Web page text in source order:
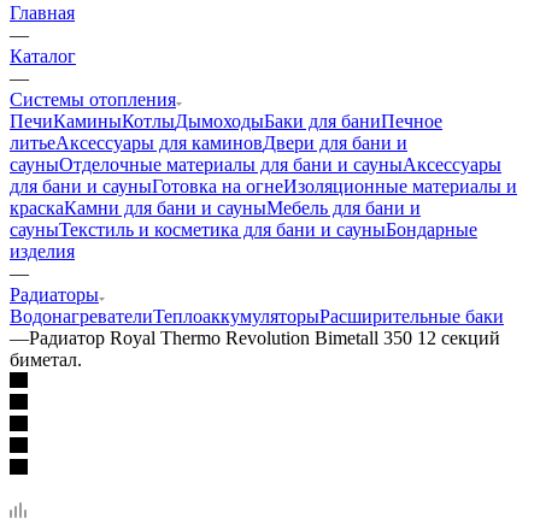
Главная
—
Каталог
—
Системы отопления
ПечиКаминыКотлыДымоходыБаки для баниПечное
литьеАксессуары для каминовДвери для бани и
сауныОтделочные материалы для бани и сауныАксессуары
для бани и сауныГотовка на огнеИзоляционные материалы и
краскаКамни для бани и сауныМебель для бани и
сауныТекстиль и косметика для бани и сауныБондарные
изделия
—
Радиаторы
ВодонагревателиТеплоаккумуляторыРасширительные баки
—Радиатор Royal Thermo Revolution Bimetall 350 12 секций
биметал.